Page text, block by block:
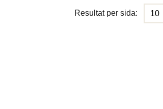
Resultat per sida: